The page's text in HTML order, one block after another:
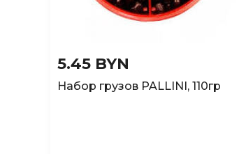
5.45 BYN
Набор грузов PALLINI, 110гр